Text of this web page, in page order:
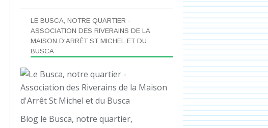
LE BUSCA, NOTRE QUARTIER -
ASSOCIATION DES RIVERAINS DE LA
MAISON D'ARRÊT ST MICHEL ET DU
BUSCA
Blog le Busca, notre quartier,